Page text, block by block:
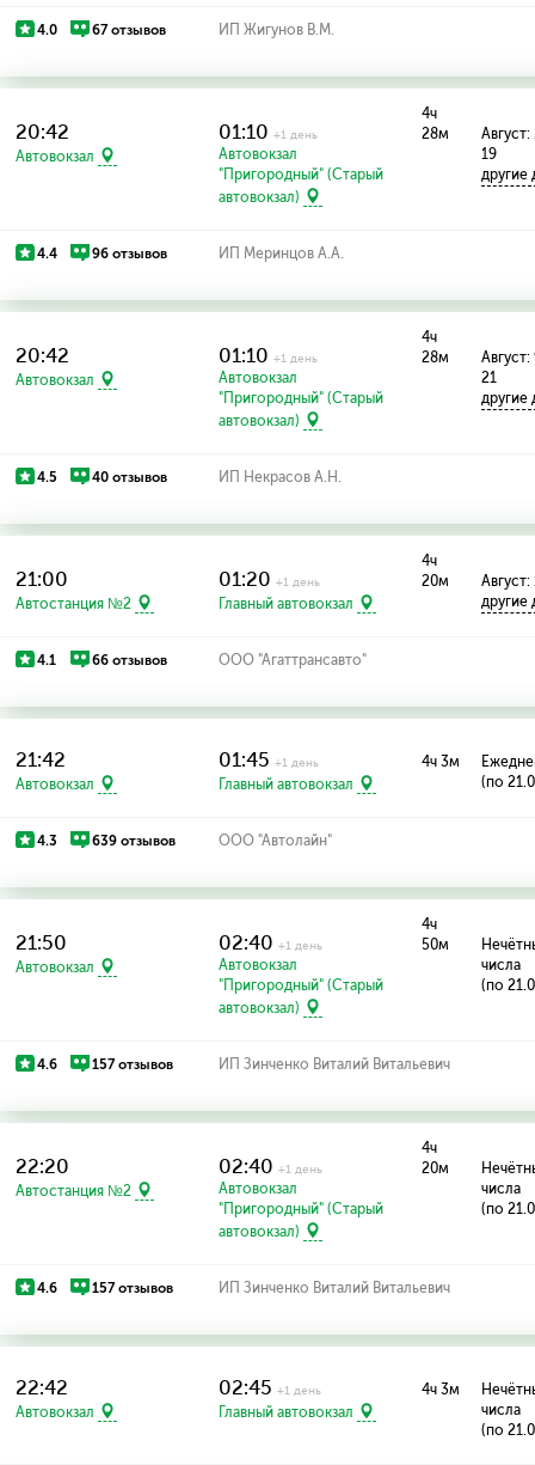
4.0 67 отзывов ИП Жигунов В.М.
20:42
Автовокзал
01:10+1 день
Автовокзал
"Пригородный" (Старый
автовокзал)
4ч
28м
Август:
19
4.4 96 отзывов ИП Меринцов А.А.
20:42
Автовокзал
01:10+1 день
Автовокзал
"Пригородный" (Старый
автовокзал)
4ч
28м
Август:
21
4.5 40 отзывов ИП Некрасов А.Н.
21:00
Автостанция №2
01:20+1 день
Главный автовокзал
4ч
20м
Август:
4.1 66 отзывов ООО "Агаттрансавто"
21:42
Автовокзал
01:45+1 день
Главный автовокзал
4ч 3м
(по
4.3 639 отзывов ООО "Автолайн"
21:50
Автовокзал
02:40+1 день
Автовокзал
"Пригородный" (Старый
автовокзал)
4ч
50м
числа
(по
4.6 157 отзывов ИП Зинченко Виталий Витальевич
22:20
Автостанция №2
02:40+1 день
Автовокзал
"Пригородный" (Старый
автовокзал)
4ч
20м
числа
(по
4.6 157 отзывов ИП Зинченко Виталий Витальевич
22:42
Автовокзал
02:45+1 день
Главный автовокзал
4ч 3м
числа
(по